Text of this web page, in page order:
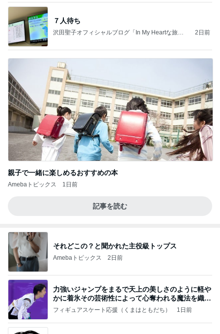
７人待ち
沢田聖子オフィシャルブログ「In My Heartな旅日
2日前
親子で一緒に楽しめるおすすめの本
Amebaトピックス 1日前
記事を読む
それどこの？と聞かれた主役級トップス
Amebaトピックス 2日前
力強いジャンプをまるで天上の美しさのように軽や
かに着氷その芸術性によって心奪われる魔法を織り
なす
フィギュアスケート応援（くまはともだち） 1日前